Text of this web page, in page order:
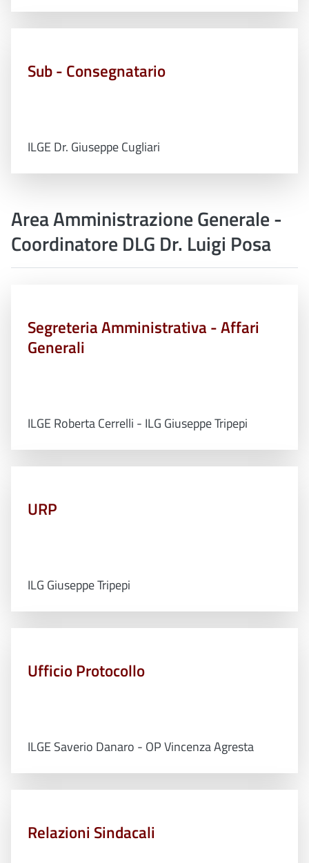
Sub - Consegnatario
ILGE Dr. Giuseppe Cugliari
Area Amministrazione Generale -
Coordinatore DLG Dr. Luigi Posa
Segreteria Amministrativa - Affari
Generali
ILGE Roberta Cerrelli - ILG Giuseppe Tripepi
URP
ILG Giuseppe Tripepi
Ufficio Protocollo
ILGE Saverio Danaro - OP Vincenza Agresta
Relazioni Sindacali